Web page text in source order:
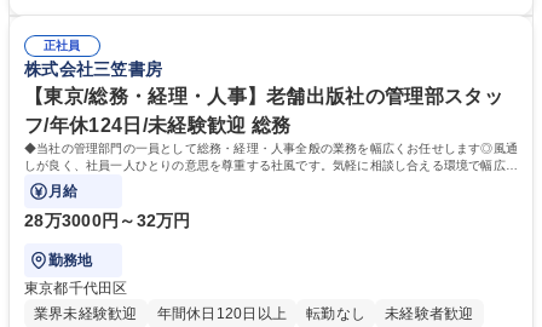
インテリア事務（部署内アシスタント）】■安定企業で働く
ームとの協力や新しいアイデアを活かす場もあり、やりがいを感じながら
働けます。 【歓迎】 ■インテリアの業界のご経験が有る方■PCの作業に慣
れている方 学歴・資格 学歴：大学院 大学 高専 短大 専修学校 語学力： 資
格：
正社員
株式会社三笠書房
【東京/総務・経理・人事】老舗出版社の管理部スタッ
フ/年休124日/未経験歓迎 総務
◆当社の管理部門の一員として総務・経理・人事全般の業務を幅広くお任せします◎風通
しが良く、社員一人ひとりの意思を尊重する社風です。気軽に相談し合える環境で幅広い
バックオフィス業務を習得いただきます。
月給
28万3000円～32万円
勤務地
東京都千代田区
業界未経験歓迎
年間休日120日以上 転勤なし
未経験者歓迎